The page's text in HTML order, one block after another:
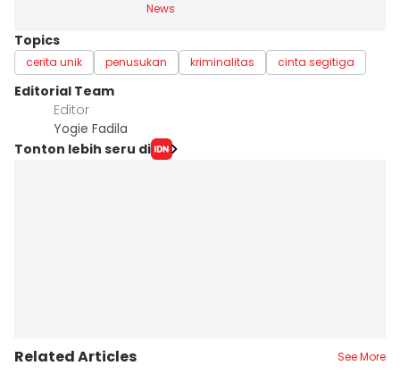
News
Topics
cerita unik penusukan kriminalitas cinta segitiga
Editorial Team
Editor
Yogie Fadila
Tonton lebih seru di
Related Articles See More